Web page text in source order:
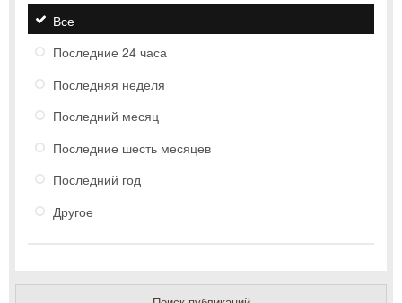
Все
Последние 24 часа
Последняя неделя
Последний месяц
Последние шесть месяцев
Последний год
Другое